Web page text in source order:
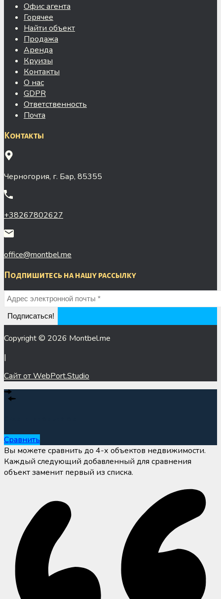
Офис агента
Горячее
Найти объект
Продажа
Аренда
Круизы
Контакты
О нас
GDPR
Ответственность
Почта
Контакты
Черногория, г. Бар, 85355
+38267802627
office@montbel.me
Подпишитесь на нашу рассылку
Copyright © 2026 Montbel.me
|
Сайт от WebPort.Studio
Сравнить
Вы можете сравнить до 4-х объектов недвижимости.
Каждый следующий добавленный для сравнения
объект заменит первый из списка.